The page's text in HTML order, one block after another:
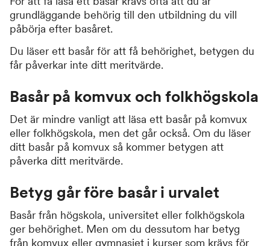
grundläggande behörig till den utbildning du vill
påbörja efter basåret.
Du läser ett basår för att få behörighet, betygen du
får påverkar inte ditt meritvärde.
Basår på komvux och folkhögskola
Det är mindre vanligt att läsa ett basår på komvux
eller folkhögskola, men det går också. Om du läser
ditt basår på komvux så kommer betygen att
påverka ditt meritvärde.
Betyg går före basår i urvalet
Basår från högskola, universitet eller folkhögskola
ger behörighet. Men om du dessutom har betyg
från komvux eller gymnasiet i kurser som krävs för